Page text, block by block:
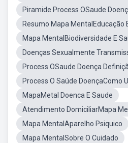
Piramide Process OSaude
Resumo Mapa MentalEducação
Mapa MentalBiodiversidade E
Doenças Sexualmente
Process OSaude Doença
Process O Saúde DoençaComo
MapaMetal Doenca E Saude
Atendimento DomiciliarMapa
Mapa MentalAparelho Psiquico
Mapa MentalSobre O Cuidado